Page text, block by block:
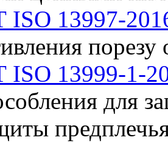
13997-
13999-1-
для